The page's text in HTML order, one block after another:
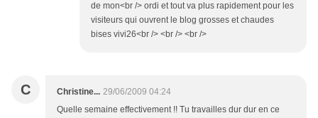
de mon<br /> ordi et tout va plus rapidement pour les
visiteurs qui ouvrent le blog grosses et chaudes
bises vivi26<br /> <br /> <br />
C Christine... 29/06/2009 04:24
Quelle semaine effectivement !! Tu travailles dur dur en ce